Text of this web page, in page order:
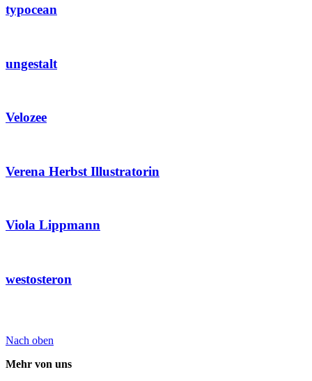
typocean
ungestalt
Velozee
Verena Herbst Illustratorin
Viola Lippmann
westosteron
Nach oben
Mehr von uns